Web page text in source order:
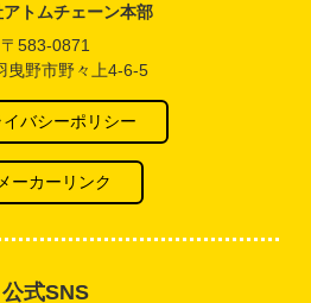
トムチェーン本部
〒583-0871
曳野市野々上4-6-5
イバシーポリシー
メーカーリンク
公式SNS